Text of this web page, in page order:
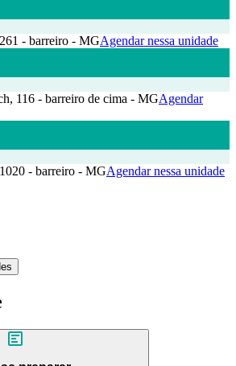
- barreiro - MGAgendar nessa unidade
116 - barreiro de cima - MGAgendar
- barreiro - MGAgendar nessa unidade